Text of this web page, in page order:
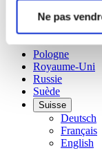
Ne pas
Norvège
Pays-Bas
Pologne
Royaume-Uni
Russie
Suède
Suisse
Deutsch
Français
English